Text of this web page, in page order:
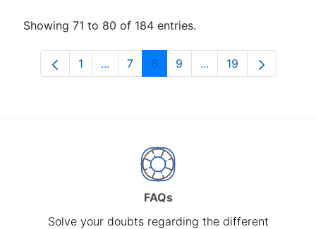
Showing 71 to 80 of 184 entries.
Page
1 ...Intermediate Pages Use TAB to
Page
7 Page
8 Page
9 ...Intermediate Pages
Page
19
FAQs
Solve your doubts regarding the different